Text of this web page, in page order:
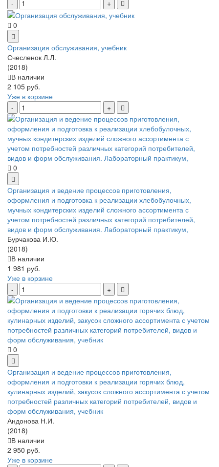
0
Организация обслуживания, учебник
Счесленок Л.Л.
(2018)
В наличии
2 105 руб.
Уже в корзине
0
Организация и ведение процессов приготовления,
оформления и подготовка к реализации хлебобулочных,
мучных кондитерских изделий сложного ассортимента с
учетом потребностей различных категорий потребителей,
видов и форм обслуживания. Лабораторный практикум,
Бурчакова И.Ю.
(2018)
В наличии
1 981 руб.
Уже в корзине
0
Организация и ведение процессов приготовления,
оформления и подготовки к реализации горячих блюд,
кулинарных изделий, закусок сложного ассортимента с учетом
потребностей различных категорий потребителей, видов и
форм обслуживания, учебник
Андонова Н.И.
(2018)
В наличии
2 950 руб.
Уже в корзине